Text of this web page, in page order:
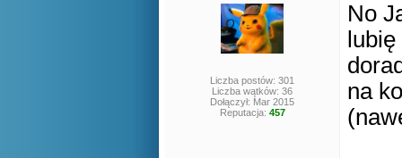
Liczba postów: 301
Liczba wątków: 36
Dołączył: Mar 2015
Reputacja: 457
No
na